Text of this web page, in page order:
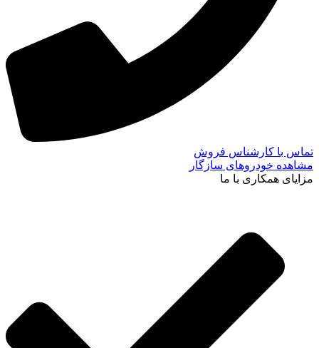
تماس با کارشناس فروش
مشاهده خودروهای سازگار
مزایای همکاری با ما